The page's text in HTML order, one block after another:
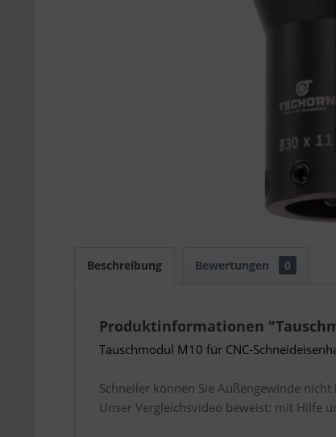
Beschreibung Bewertungen 0
Produktinformationen
Tauschmodul M10 für CNC-
Schneller können Sie Außengewinde nicht
Unser Vergleichsvideo beweist: mit Hilfe